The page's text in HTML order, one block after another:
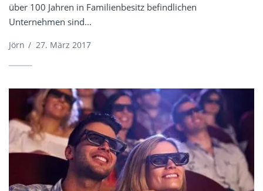
über 100 Jahren in Familienbesitz befindlichen
Unternehmen sind...
Jörn / 27. März 2017